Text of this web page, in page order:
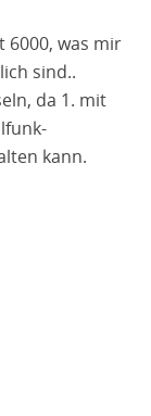
6000, was mir
sind..
da 1. mit
kann.